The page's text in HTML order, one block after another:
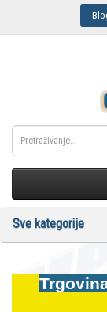
Sve kategorije